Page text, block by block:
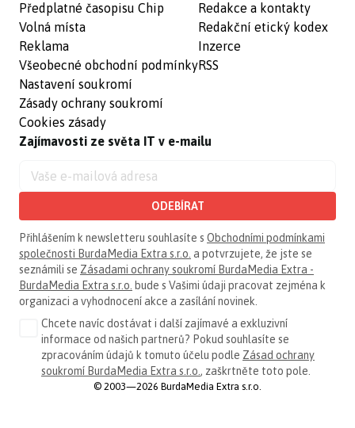
Předplatné časopisu Chip
Volná místa
Reklama
Všeobecné obchodní podmínky
Nastavení soukromí
Zásady ochrany soukromí
Cookies zásady
Redakce a kontakty
Redakční etický kodex
Inzerce
RSS
Zajímavosti ze světa IT v e-mailu
ODEBÍRAT
Přihlášením k newsletteru souhlasíte s Obchodními podmínkami
společnosti BurdaMedia Extra s.r.o. a potvrzujete, že jste se
seznámili se Zásadami ochrany soukromí BurdaMedia Extra -
BurdaMedia Extra s.r.o. bude s Vašimi údaji pracovat zejména k
organizaci a vyhodnocení akce a zasílání novinek.
Chcete navíc dostávat i další zajímavé a exkluzivní
informace od našich partnerů? Pokud souhlasíte se
zpracováním údajů k tomuto účelu podle Zásad ochrany
soukromí BurdaMedia Extra s.r.o., zaškrtněte toto pole.
© 2003—2026 BurdaMedia Extra s.r.o.